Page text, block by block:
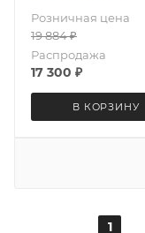
Розничная цена
19 884₽
Распродажа
17 300 ₽
В КОРЗИНУ
1